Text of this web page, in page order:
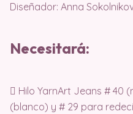
Diseñador: Anna
Necesitará:
 Hilo YarnArt Jeans # 40
(blanco) y # 29 para